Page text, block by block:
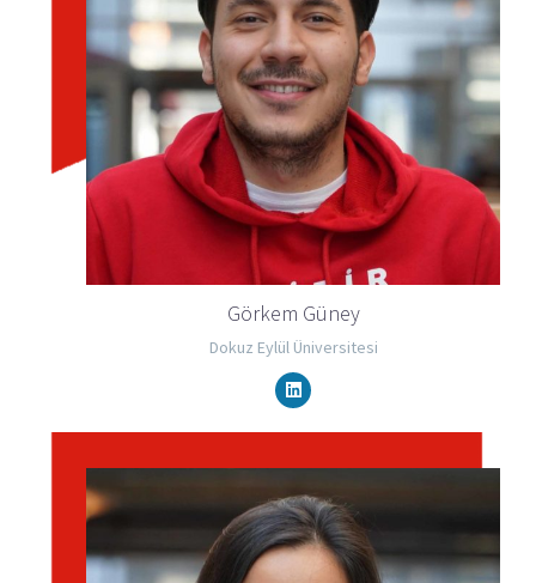
Görkem Güney
Dokuz Eylül Üniversitesi